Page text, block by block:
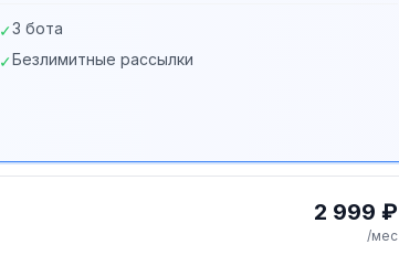
✓3 бота
✓Безлимитные рассылки
2 999 ₽
/мес